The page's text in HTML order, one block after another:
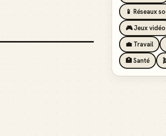
📱 Réseaux
🎮 Jeux vidéo
💼 Travail
🏥 Santé